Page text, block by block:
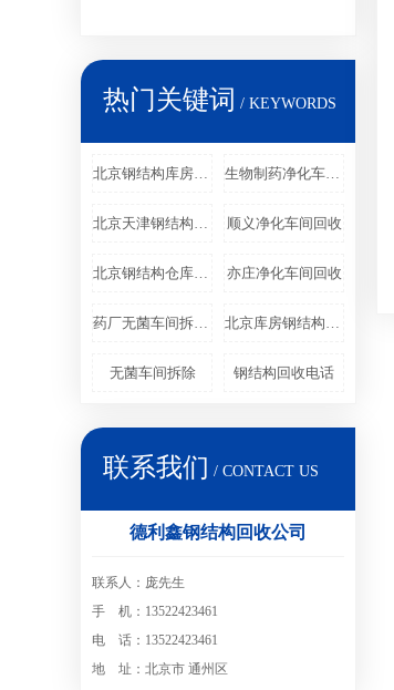
热门关键词 / KEYWORDS
北京钢结构库房回收 生物制药净化车间回收
北京天津钢结构厂房回收 顺义净化车间回收
北京钢结构仓库回收 亦庄净化车间回收
药厂无菌车间拆除回收 北京库房钢结构回收
无菌车间拆除 钢结构回收电话
联系我们 / CONTACT US
德利鑫钢结构回收公司
联系人：庞先生
手 机：13522423461
电 话：13522423461
地 址：北京市 通州区